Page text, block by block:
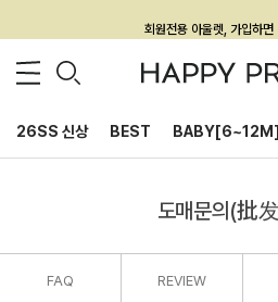
회원전용 아울렛, 가입하
멤버십 최대 28,000
26SS 신상 BEST BABY[6~12M]
도매문의(批
FAQ REVIEW